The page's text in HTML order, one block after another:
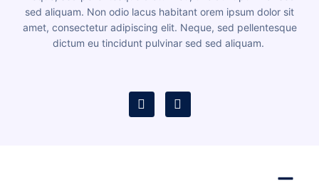
sed aliquam. Non odio lacus habitant orem ipsum dolor sit
amet, consectetur adipiscing elit. Neque, sed pellentesque
dictum eu tincidunt pulvinar sed sed aliquam.